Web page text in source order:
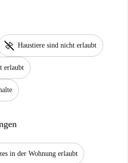
pet_supplies Haustiere sind nicht erlaubt
erlaubt
in der Wohnung erlaubt